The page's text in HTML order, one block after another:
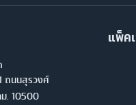
ถนนสุรวงศ์
. 10500
แพ็ค